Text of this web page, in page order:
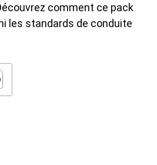
comment ce pack
les standards de conduite